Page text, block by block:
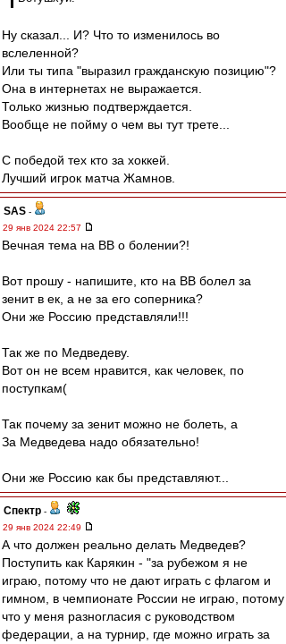
Ну сказал... И? Что то изменилось во
вслеленной?
Или ты типа "выразил гражданскую позицию"?
Она в интернетах не выражается.
Только жизнью подтверждается.
Вообще не пойму о чем вы тут трете...
С победой тех кто за хоккей.
Лучший игрок матча Жамнов.
SAS -
29 янв 2024 22:57
Вечная тема на ВВ о болении?!
Вот прошу - напишите, кто на ВВ болел за
зенит в ек, а не за его соперника?
Они же Россию представляли!!!
Так же по Медведеву.
Вот он не всем нравится, как человек, по
поступкам(
Так почему за зенит можно не болеть, а
За Медведева надо обязательно!
Они же Россию как бы представляют...
Спектр -
29 янв 2024 22:49
А что должен реально делать Медведев?
Поступить как Карякин - "за рубежом я не
играю, потому что не дают играть с флагом и
гимном, в чемпионате России не играю, потому
что у меня разногласия с руководством
федерации, а на турнир, где можно играть за